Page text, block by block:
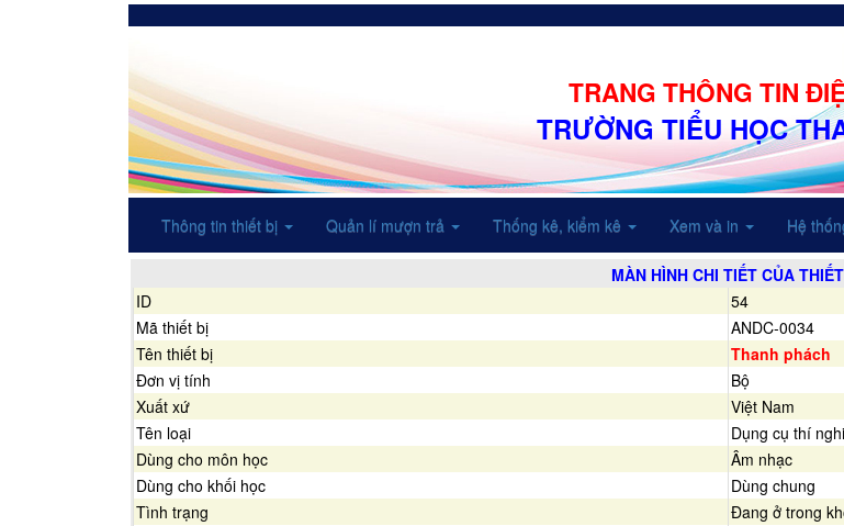
TRANG THÔNG TIN
TRƯỜNG TIỂU HỌC
Thông tin thiết bị Quản lí mượn trả Thống kê, kiểm kê Xem và in Hệ
MÀN HÌNH CHI TIẾT CỦA
ID
54
Mã thiết bị
ANDC-0034
Tên thiết bị
Thanh phách
Đơn vị tính
Bộ
Xuất xứ
Việt Nam
Tên loại
Dụng cụ thí
Dùng cho môn học
Âm nhạc
Dùng cho khối học
Dùng chung
Tình trạng
Đang ở trong